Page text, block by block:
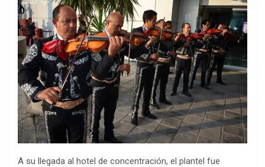
A su llegada al hotel de concentración, el plantel fue